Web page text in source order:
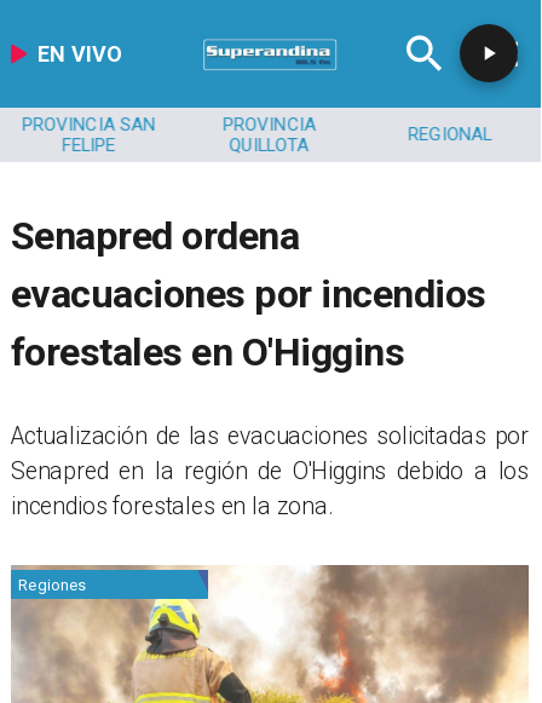
EN VIVO
PROVINCIA SAN
FELIPE
PROVINCIA
QUILLOTA
REGIONAL
Senapred ordena
evacuaciones por incendios
forestales en O'Higgins
Actualización de las evacuaciones solicitadas por
Senapred en la región de O'Higgins debido a los
incendios forestales en la zona.
Regiones